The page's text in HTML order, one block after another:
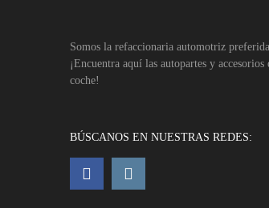
Somos la refaccionaria automotriz
¡Encuentra aquí las autopartes y accesorios
coche!
BÚSCANOS EN NUESTRAS REDES: